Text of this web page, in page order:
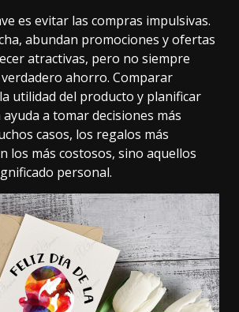
es evitar las compras impulsivas.
abundan promociones y ofertas
atractivas, pero no siempre
ahorro. Comparar
utilidad del producto y planificar
a tomar decisiones más
casos, los regalos más
los más costosos, sino aquellos
personal.